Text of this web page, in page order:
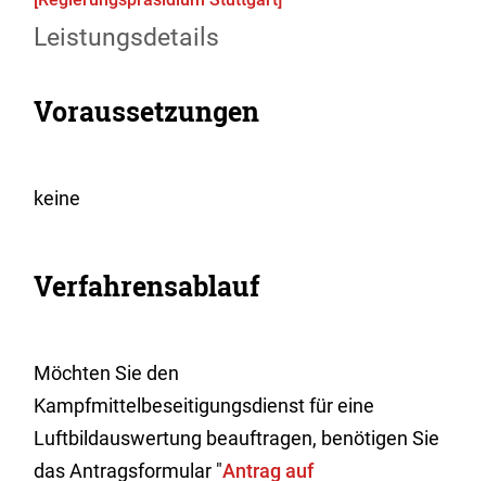
Leistungsdetails
Voraussetzungen
keine
Verfahrensablauf
Möchten Sie den
Kampfmittelbeseitigungsdienst für eine
Luftbildauswertung beauftragen, benötigen Sie
das Antragsformular "Antrag auf